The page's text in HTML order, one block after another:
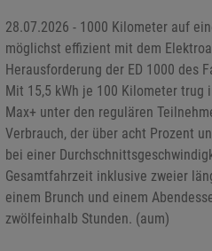
28.07.2026 - 1000 Kilometer auf
möglichst effizient mit dem
Herausforderung der ED 1000 des
Mit 15,5 kWh je 100 Kilometer trug
Max+ unter den regulären
Verbrauch, der über acht Prozent
bei einer
Gesamtfahrzeit inklusive zweier
einem Brunch und einem
zwölfeinhalb Stunden. (aum)